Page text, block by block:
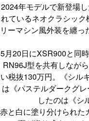
2024年モデルで新登場
れているネオクラシッ
リーマシン風外装を纏
5月20日にXSR900と同
RN96J型を共有しなが
い税抜130万円。《シル
は《パステルダークグ
したのは《シ
赤と白に塗り分けられた